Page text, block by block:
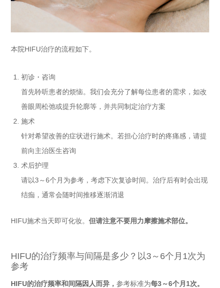
本院HIFU治疗的流程如下。
初诊・咨询
首先聆听患者的烦恼。我们会充分了解每位患者的需求，如改
善眼周松弛或提升轮廓等，并共同制定治疗方案
施术
针对希望改善的症状进行施术。若担心治疗时的疼痛感，请提
前向主治医生咨询
术后护理
请以3～6个月为参考，考虑下次复诊时间。治疗后有时会出现
结痂，通常会随时间推移逐渐消退
HIFU施术当天即可化妆。 但请注意不要用力摩擦施术部位。
HIFU的治疗频率与间隔是多少？以3～6个月1次为
参考
HIFU的治疗频率和间隔因人而异， 参考标准为每3～6个月1次。